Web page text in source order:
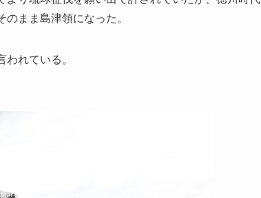
まま島津領になった。
れている。